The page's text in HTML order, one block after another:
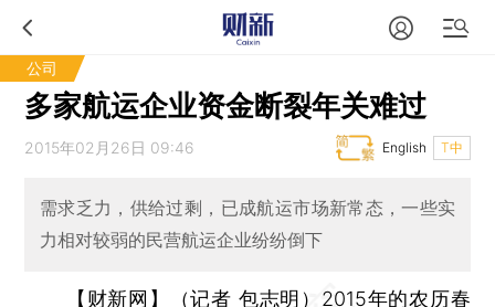
公司
多家航运企业资金断裂年关难过
2015年02月26日 09:46 T中
English
需求乏力，供给过剩，已成航运市场新常态，一些实
力相对较弱的民营航运企业纷纷倒下
【财新网】（记者 包志明） 2015年的农历春